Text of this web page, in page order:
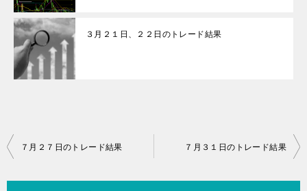
３月２１日、２２日のトレード結果
投
７月２７日のトレード結果 ７月３１日のトレード結果